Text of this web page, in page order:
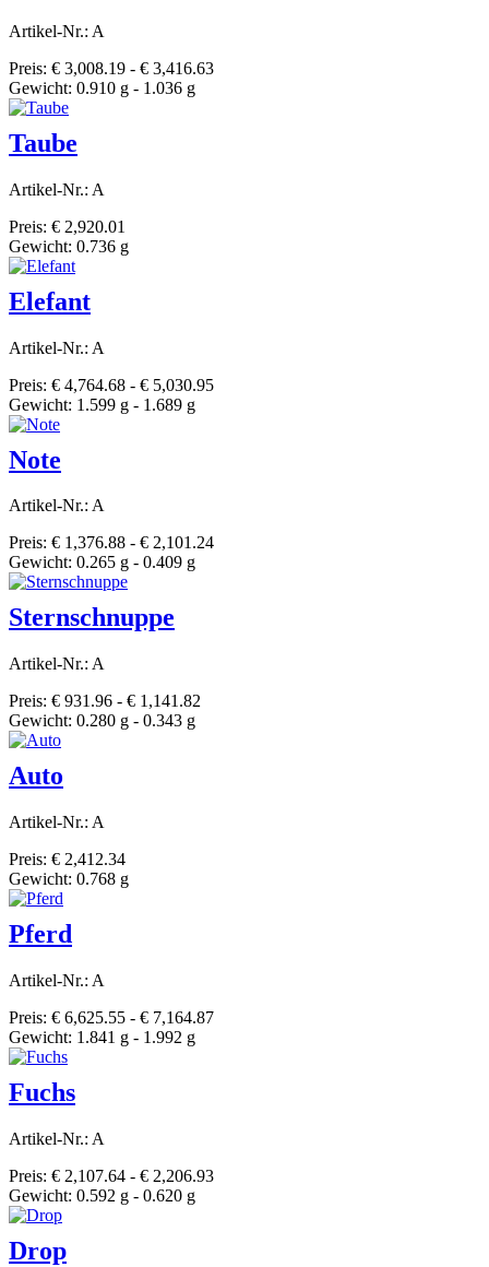
Artikel-Nr.: A
Preis: € 3,008.19 - € 3,416.63
Gewicht: 0.910 g - 1.036 g
Taube
Artikel-Nr.: A
Preis: € 2,920.01
Gewicht: 0.736 g
Elefant
Artikel-Nr.: A
Preis: € 4,764.68 - € 5,030.95
Gewicht: 1.599 g - 1.689 g
Note
Artikel-Nr.: A
Preis: € 1,376.88 - € 2,101.24
Gewicht: 0.265 g - 0.409 g
Sternschnuppe
Artikel-Nr.: A
Preis: € 931.96 - € 1,141.82
Gewicht: 0.280 g - 0.343 g
Auto
Artikel-Nr.: A
Preis: € 2,412.34
Gewicht: 0.768 g
Pferd
Artikel-Nr.: A
Preis: € 6,625.55 - € 7,164.87
Gewicht: 1.841 g - 1.992 g
Fuchs
Artikel-Nr.: A
Preis: € 2,107.64 - € 2,206.93
Gewicht: 0.592 g - 0.620 g
Drop